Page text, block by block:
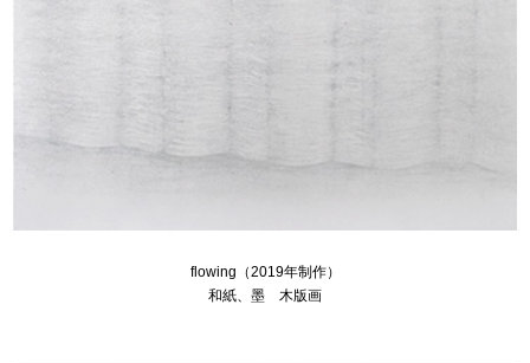
flowing（2019年制作）
和紙、墨 木版画